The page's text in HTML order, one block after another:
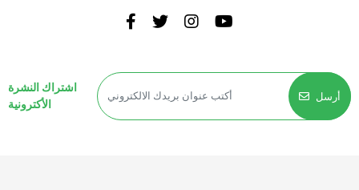
اشتراك النشرة
الأكترونية
أرسل